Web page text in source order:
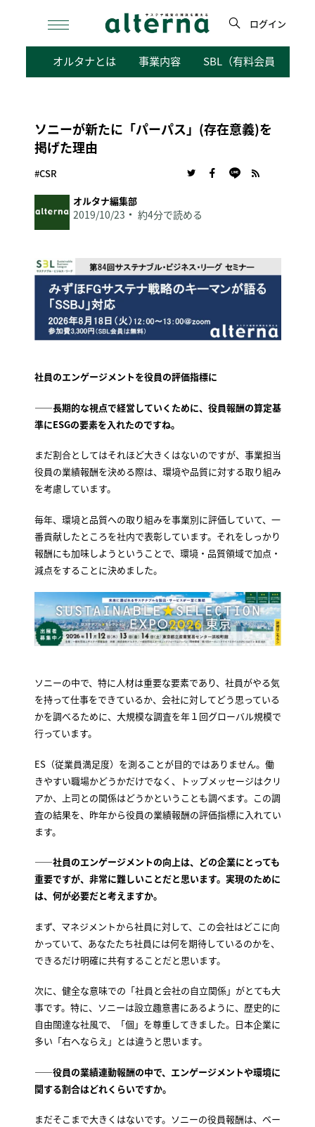
検
ログイン
オルタナとは 事業内容 SBL（有料会員向けサ
ソニーが新たに「パーパス」(存在意義)を
掲げた理由
#CSR
オルタナ編集部
2019/10/23 約4分で読める
社員のエンゲージメントを役員の評価指標に
——長期的な視点で経営していくために、役員報酬の算定基
準にESGの要素を入れたのですね。
まだ割合としてはそれほど大きくはないのですが、事業担当
役員の業績報酬を決める際は、環境や品質に対する取り組み
を考慮しています。
毎年、環境と品質への取り組みを事業別に評価していて、一
番貢献したところを社内で表彰しています。それをしっかり
報酬にも加味しようということで、環境・品質領域で加点・
減点をすることに決めました。
ソニーの中で、特に人材は重要な要素であり、社員がやる気
を持って仕事をできているか、会社に対してどう思っている
かを調べるために、大規模な調査を年１回グローバル規模で
行っています。
ES（従業員満足度）を測ることが目的ではありません。働
きやすい職場かどうかだけでなく、トップメッセージはクリ
アか、上司との関係はどうかということも調べます。この調
査の結果を、昨年から役員の業績報酬の評価指標に入れてい
ます。
——社員のエンゲージメントの向上は、どの企業にとっても
重要ですが、非常に難しいことだと思います。実現のために
は、何が必要だと考えますか。
まず、マネジメントから社員に対して、この会社はどこに向
かっていて、あなたたち社員には何を期待しているのかを、
できるだけ明確に共有することだと思います。
次に、健全な意味での「社員と会社の自立関係」がとても大
事です。特に、ソニーは設立趣意書にあるように、歴史的に
自由闊達な社風で、「個」を尊重してきました。日本企業に
多い「右へならえ」とは違うと思います。
——役員の業績連動報酬の中で、エンゲージメントや環境に
関する割合はどれくらいですか。
まだそこまで大きくはないです。ソニーの役員報酬は、ベー